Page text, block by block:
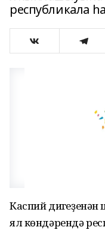
республикала
Каспий
ял көндәрендә